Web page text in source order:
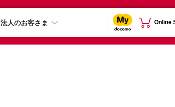
法人のお客さま Online